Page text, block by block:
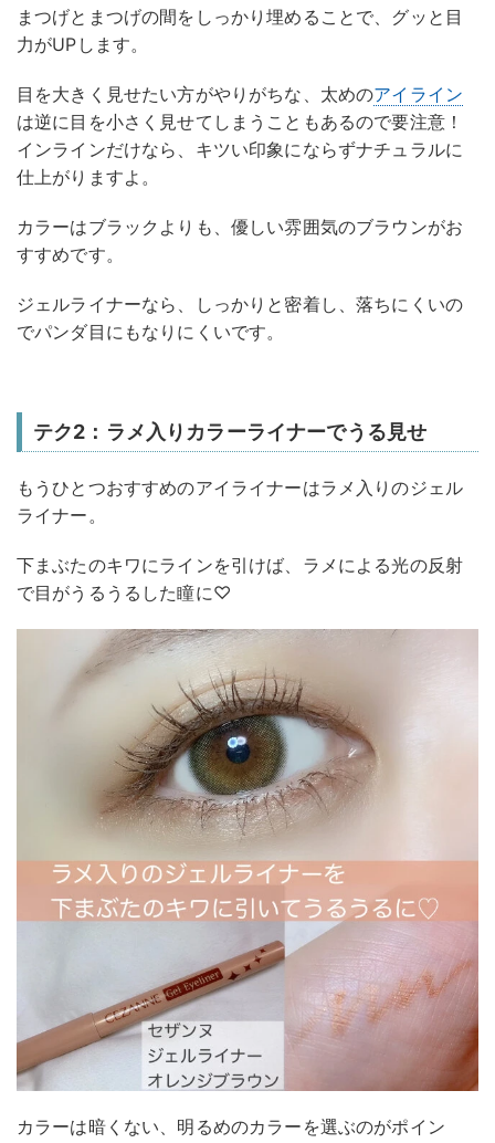
まつげとまつげの間をしっかり埋めることで、グッと目
力がUPします。
目を大きく見せたい方がやりがちな、太めのアイライン
は逆に目を小さく見せてしまうこともあるので要注意！
インラインだけなら、キツい印象にならずナチュラルに
仕上がりますよ。
カラーはブラックよりも、優しい雰囲気のブラウンがお
すすめです。
ジェルライナーなら、しっかりと密着し、落ちにくいの
でパンダ目にもなりにくいです。
テク2：ラメ入りカラーライナーでうる見せ
もうひとつおすすめのアイライナーはラメ入りのジェル
ライナー。
下まぶたのキワにラインを引けば、ラメによる光の反射
で目がうるうるした瞳に♡
カラーは暗くない、明るめのカラーを選ぶのがポイン